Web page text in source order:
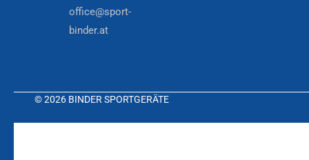
office@sport-
binder.at
© 2026 BINDER SPORTGERÄTE